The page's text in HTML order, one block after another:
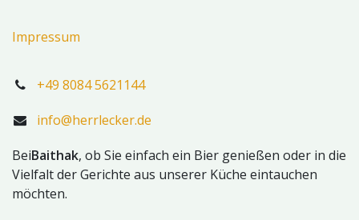
Impressum
+49 8084 5621144
info@herrlecker.de
BeiBaithak, ob Sie einfach ein Bier genießen oder in die
Vielfalt der Gerichte aus unserer Küche eintauchen
möchten.